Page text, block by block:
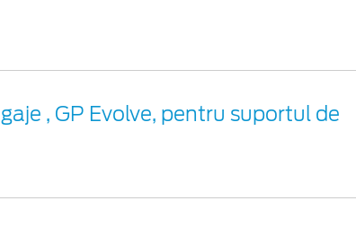
, GP Evolve, pentru suportul de